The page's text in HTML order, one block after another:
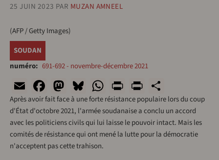
25 JUIN 2023 PAR MUZAN AMNEEL
(AFP / Getty Images)
SOUDAN
numéro
691-692 - novembre-décembre 2021
EmailFacebook
Mastodon
Bluesky
WhatsApp
Print
Après avoir fait face à une forte résistance populaire lors du coup
d'État d'octobre 2021, l'armée soudanaise a conclu un accord
avec les politiciens civils qui lui laisse le pouvoir intact. Mais les
comités de résistance qui ont mené la lutte pour la démocratie
n'acceptent pas cette trahison.